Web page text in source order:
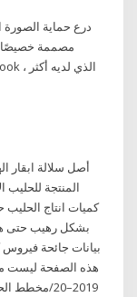
درع حماية
مصممة خصيصًا
أصل سلالة ابقار
المنتجة للحليب
كميات انتاج
بشكل رهيب حتى
هذه الصفحة ليست
2019–20/